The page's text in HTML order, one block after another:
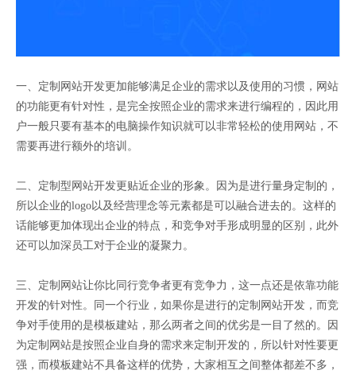
一、定制网站开发更加能够满足企业的需求以及使用的习惯，网站
的功能更有针对性，是完全按照企业的需求来进行编程的，因此用
户一般只要有基本的电脑操作知识就可以非常轻松的使用网站，不
需要再进行额外的培训。
二、定制型网站开发更贴近企业的形象。因为是进行量身定制的，
所以企业的logo以及经营理念等元素都是可以融合进去的。这样的
话能够更加体现出企业的特点，和竞争对手形成明显的区别，此外
还可以加深员工对于企业的凝聚力。
三、定制网站让你比同行竞争者更有竞争力，这一点还是依靠功能
开发的针对性。同一个行业，如果你是进行的定制网站开发，而竞
争对手使用的是模板建站，那么两者之间的优劣是一目了然的。因
为定制网站是按照企业自身的需求来定制开发的，所以针对性要更
强，而模板建站不具备这样的优势，大家相互之间整体都差不多，